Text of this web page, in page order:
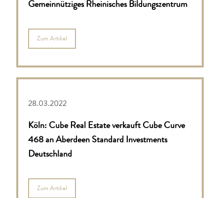
Gemeinnütziges Rheinisches Bildungszentrum
Zum Artikel
28.03.2022
Köln: Cube Real Estate verkauft Cube Curve
468 an Aberdeen Standard Investments
Deutschland
Zum Artikel